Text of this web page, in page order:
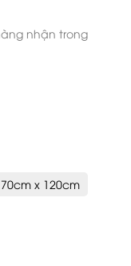
nhận trong
70cm x 120cm